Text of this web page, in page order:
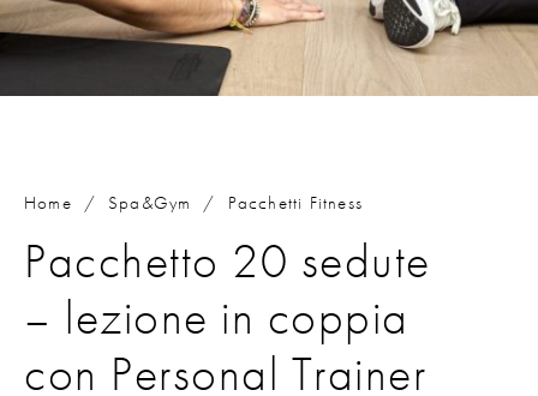
Home / Spa&Gym / Pacchetti Fitness
Pacchetto 20 sedute
– lezione in coppia
con Personal Trainer